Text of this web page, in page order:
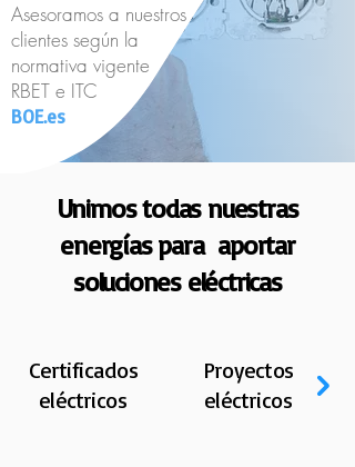
Asesoramos a nuestros
clientes según la
normativa vigente
RBET e ITC
BOE.es
Unimos todas nuestras
energías para aportar
soluciones eléctricas
Certificados
eléctricos
Proyectos
eléctricos